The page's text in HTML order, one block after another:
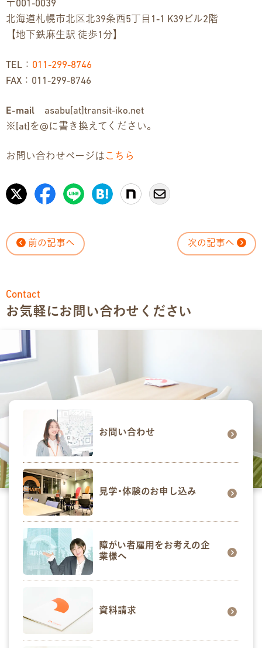
〒001-0039
北海道札幌市北区北39条西5丁目1-1 K39ビル2階
【地下鉄麻生駅 徒歩1分】
TEL： 011-299-8746
FAX：011-299-8746
E-mail asabu[at]transit-iko.net
※[at]を@に書き換えてください。
お問い合わせページは こちら
前の記事へ 次の記事へ
Contact
お気軽にお問い合わせください
お問い合わせ
見学･体験のお申し込み
障がい者雇用をお考えの企
業様へ
資料請求